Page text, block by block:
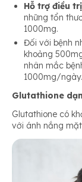
Hỗ trợ điều
những tổn
1000mg.
Đối với bệnh
khoảng
nhân mắc
1000mg/ngày.
Glutathione
Glutathione có
với ánh nắng